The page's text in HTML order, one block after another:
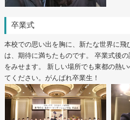
卒業式
本校での思い出を胸に、新たな世界に飛
は、期待に満ちたものです。 卒業式後
をみせます。 新しい場所でも東都の熱
てください。がんばれ卒業生！